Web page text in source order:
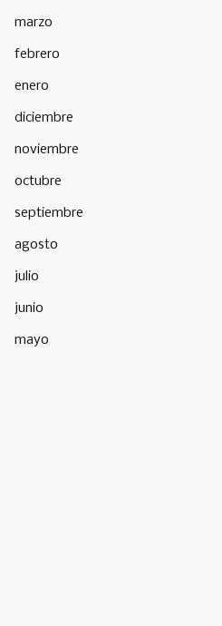
marzo
febrero
enero
diciembre
noviembre
octubre
septiembre
agosto
julio
junio
mayo